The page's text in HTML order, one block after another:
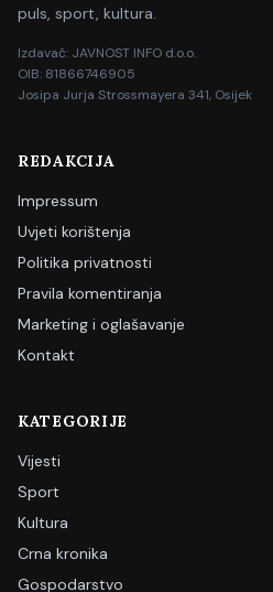
puls, sport, kultura.
Izdavač: JAVNOST INFO d.o.o.
OIB: 81866746905
Josipa Jurja Strossmayera 341, Osijek
REDAKCIJA
Impressum
Uvjeti korištenja
Politika privatnosti
Pravila komentiranja
Marketing i oglašavanje
Kontakt
KATEGORIJE
Vijesti
Sport
Kultura
Crna kronika
Gospodarstvo